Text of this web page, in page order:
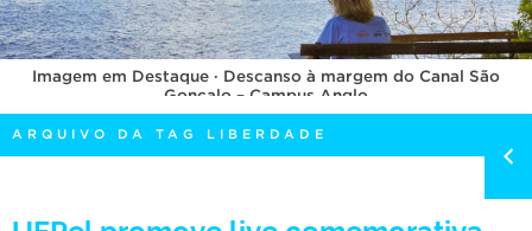
INTERNACIONAL
OUVIDORIA
PORTARIAS
TELEFONES
Imagem em Destaque · Descanso à margem do Canal São
Gonçalo – Campus Anglo
ARQUIVO DA TAG LIBERDADE